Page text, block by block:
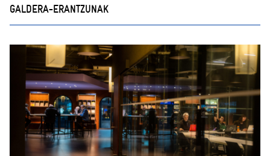
GALDERA-ERANTZUNAK